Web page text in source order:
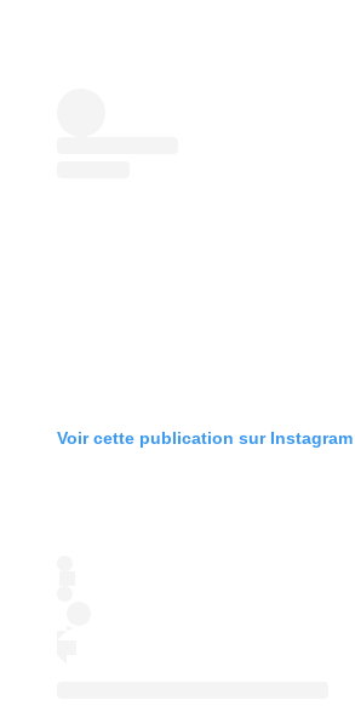
Voir cette publication sur Instagram